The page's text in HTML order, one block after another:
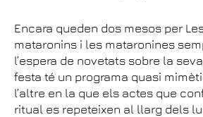
Encara queden dos mesos per
mataronins i les mataronines
l’espera de novetats sobre la
festa té un programa quasi
l’altre en la que els actes que
ritual es repeteixen al llarg dels